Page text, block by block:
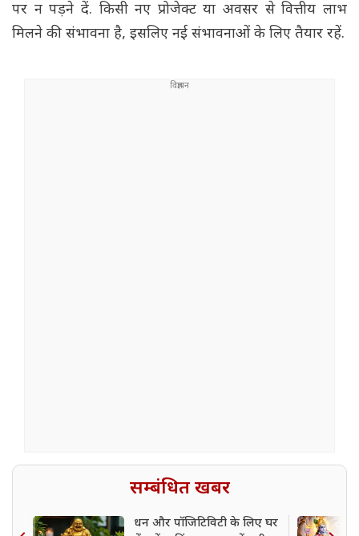
पर न पड़ने दें. किसी नए प्रोजेक्ट या अवसर से वित्तीय लाभ
मिलने की संभावना है, इसलिए नई संभावनाओं के लिए तैयार रहें.
सम्बंधित खबर
धन और पॉजिटिविटी के लिए घर